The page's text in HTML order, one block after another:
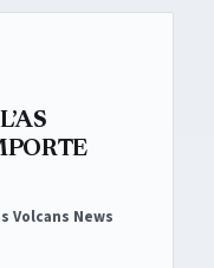
Volcans News